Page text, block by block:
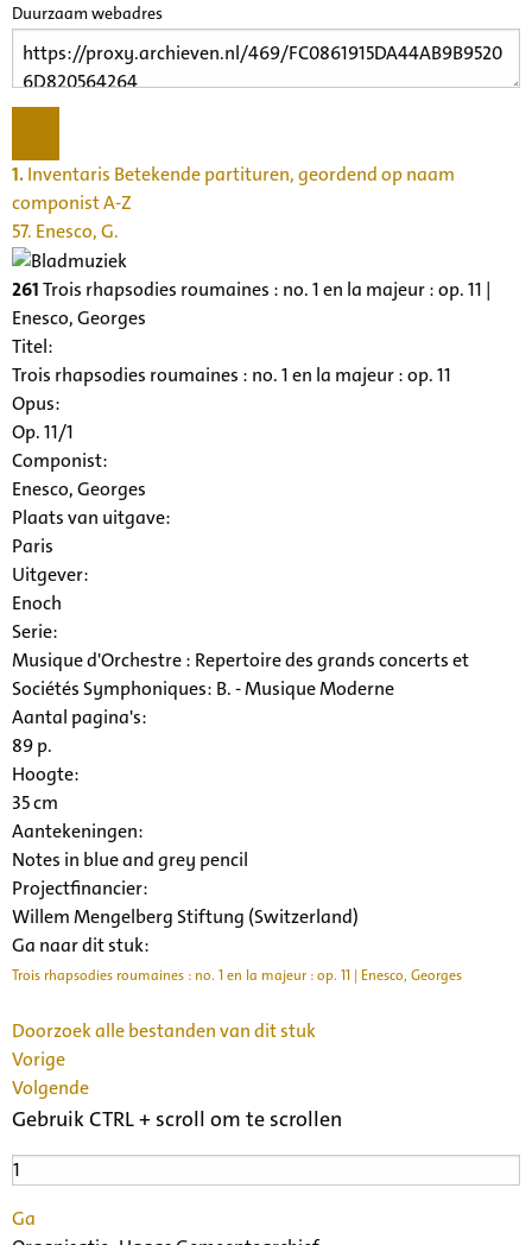
Duurzaam webadres
1.Inventaris Betekende partituren, geordend op naam
componist A-Z
57. Enesco, G.
261Trois rhapsodies roumaines : no. 1 en la majeur : op. 11 |
Enesco, Georges
Titel:
Trois rhapsodies roumaines : no. 1 en la majeur : op. 11
Opus:
Op. 11/1
Componist:
Enesco, Georges
Plaats van uitgave:
Paris
Uitgever:
Enoch
Serie:
Musique d'Orchestre : Repertoire des grands concerts et
Sociétés Symphoniques: B. - Musique Moderne
Aantal pagina's:
89 p.
Hoogte:
35 cm
Aantekeningen:
Notes in blue and grey pencil
Projectfinancier:
Willem Mengelberg Stiftung (Switzerland)
Ga naar dit stuk:
Trois rhapsodies roumaines : no. 1 en la majeur : op. 11 | Enesco, Georges
Doorzoek alle bestanden van dit stuk
Vorige
Volgende
Gebruik CTRL + scroll om te scrollen
Ga